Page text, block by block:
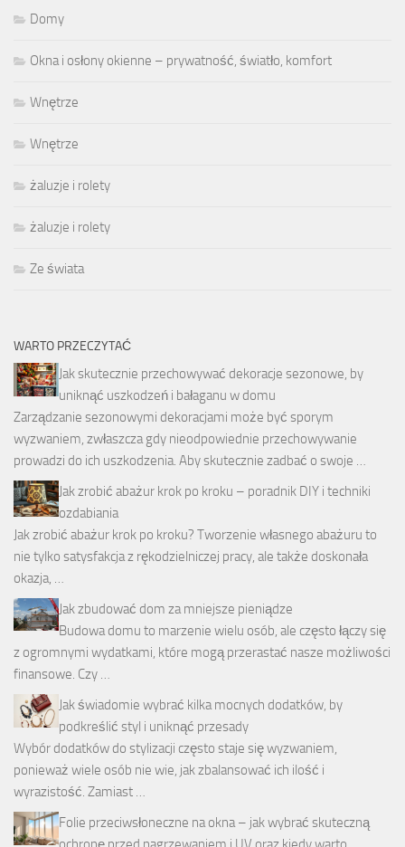
Domy
Okna i osłony okienne – prywatność, światło, komfort
Wnętrze
Wnętrze
żaluzje i rolety
żaluzje i rolety
Ze świata
WARTO PRZECZYTAĆ
Jak skutecznie przechowywać dekoracje sezonowe, by
uniknąć uszkodzeń i bałaganu w domu
Zarządzanie sezonowymi dekoracjami może być sporym
wyzwaniem, zwłaszcza gdy nieodpowiednie przechowywanie
prowadzi do ich uszkodzenia. Aby skutecznie zadbać o swoje …
Jak zrobić abażur krok po kroku – poradnik DIY i techniki
ozdabiania
Jak zrobić abażur krok po kroku? Tworzenie własnego abażuru to
nie tylko satysfakcja z rękodzielniczej pracy, ale także doskonała
okazja, …
Jak zbudować dom za mniejsze pieniądze
Budowa domu to marzenie wielu osób, ale często łączy się
z ogromnymi wydatkami, które mogą przerastać nasze możliwości
finansowe. Czy …
Jak świadomie wybrać kilka mocnych dodatków, by
podkreślić styl i uniknąć przesady
Wybór dodatków do stylizacji często staje się wyzwaniem,
ponieważ wiele osób nie wie, jak zbalansować ich ilość i
wyrazistość. Zamiast …
Folie przeciwsłoneczne na okna – jak wybrać skuteczną